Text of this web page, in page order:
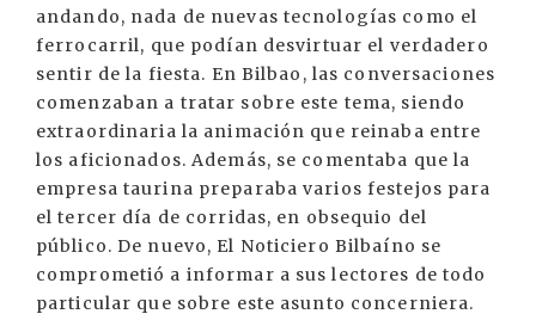
andando, nada de nuevas tecnologías como el
ferrocarril, que podían desvirtuar el verdadero
sentir de la fiesta. En Bilbao, las conversaciones
comenzaban a tratar sobre este tema, siendo
extraordinaria la animación que reinaba entre
los aficionados. Además, se comentaba que la
empresa taurina preparaba varios festejos para
el tercer día de corridas, en obsequio del
público. De nuevo, El Noticiero Bilbaíno se
comprometió a informar a sus lectores de todo
particular que sobre este asunto concerniera.